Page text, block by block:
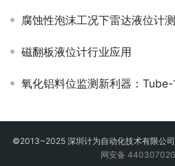
腐蚀性泡沫工况下雷达液位计测量应用案例——JWrada® 系
磁翻板液位计行业应用
氧化铝料位监测新利器：Tube-
©2013~2025 深圳计为自动化技术有限公司
网安备